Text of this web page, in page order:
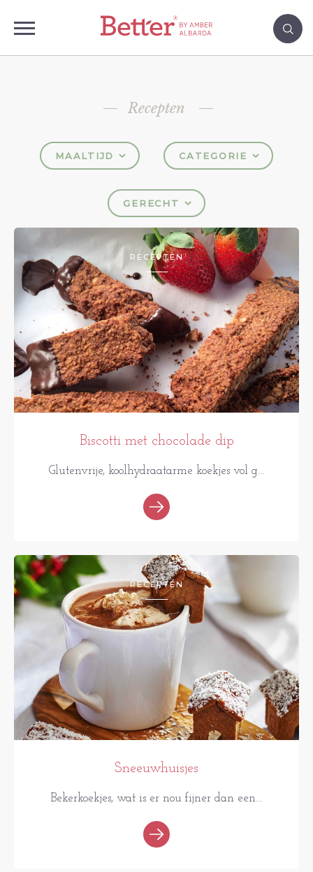
Recepten
MAALTIJD CATEGORIE
GERECHT
RECEPTEN
Biscotti met chocolade dip
Glutenvrije, koolhydraatarme koekjes vol g...
RECEPTEN
Sneeuwhuisjes
Bekerkoekjes, wat is er nou fijner dan een...